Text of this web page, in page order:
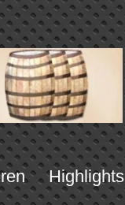
Highlights